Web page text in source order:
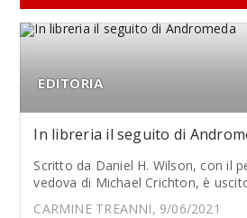
EDITORIA
In libreria il seguito di
Scritto da Daniel H. Wilson, con il
vedova di Michael Crichton, è
CARMINE TREANNI, 9/06/2021